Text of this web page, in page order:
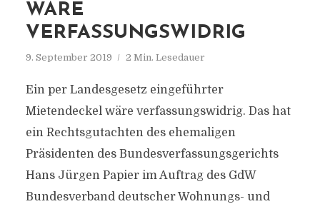
WÄRE
VERFASSUNGSWIDRIG
9. September 2019 2 Min. Lesedauer
Ein per Landesgesetz eingeführter
Mietendeckel wäre verfassungswidrig. Das hat
ein Rechtsgutachten des ehemaligen
Präsidenten des Bundesverfassungsgerichts
Hans Jürgen Papier im Auftrag des GdW
Bundesverband deutscher Wohnungs- und